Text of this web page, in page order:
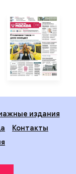
издания
Контакты